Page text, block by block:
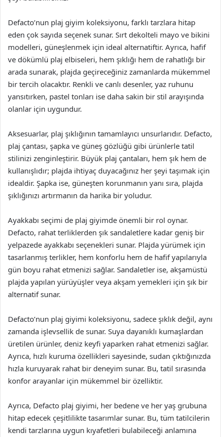
Defacto’nun plaj giyim koleksiyonu, farklı tarzlara hitap
eden çok sayıda seçenek sunar. Sırt dekolteli mayo ve bikini
modelleri, güneşlenmek için ideal alternatiftir. Ayrıca, hafif
ve dökümlü plaj elbiseleri, hem şıklığı hem de rahatlığı bir
arada sunarak, plajda geçireceğiniz zamanlarda mükemmel
bir tercih olacaktır. Renkli ve canlı desenler, yaz ruhunu
yansıtırken, pastel tonları ise daha sakin bir stil arayışında
olanlar için uygundur.
Aksesuarlar, plaj şıklığının tamamlayıcı unsurlarıdır. Defacto,
plaj çantası, şapka ve güneş gözlüğü gibi ürünlerle tatil
stilinizi zenginleştirir. Büyük plaj çantaları, hem şık hem de
kullanışlıdır; plajda ihtiyaç duyacağınız her şeyi taşımak için
idealdir. Şapka ise, güneşten korunmanın yanı sıra, plajda
şıklığınızı artırmanın da harika bir yoludur.
Ayakkabı seçimi de plaj giyimde önemli bir rol oynar.
Defacto, rahat terliklerden şık sandaletlere kadar geniş bir
yelpazede ayakkabı seçenekleri sunar. Plajda yürümek için
tasarlanmış terlikler, hem konforlu hem de hafif yapılarıyla
gün boyu rahat etmenizi sağlar. Sandaletler ise, akşamüstü
plajda yapılan yürüyüşler veya akşam yemekleri için şık bir
alternatif sunar.
Defacto’nun plaj giyimi koleksiyonu, sadece şıklık değil, aynı
zamanda işlevsellik de sunar. Suya dayanıklı kumaşlardan
üretilen ürünler, deniz keyfi yaparken rahat etmenizi sağlar.
Ayrıca, hızlı kuruma özellikleri sayesinde, sudan çıktığınızda
hızla kuruyarak rahat bir deneyim sunar. Bu, tatil sırasında
konfor arayanlar için mükemmel bir özelliktir.
Ayrıca, Defacto plaj giyimi, her bedene ve her yaş grubuna
hitap edecek çeşitlilikte tasarımlar sunar. Bu, tüm tatilcilerin
kendi tarzlarına uygun kıyafetleri bulabileceği anlamına